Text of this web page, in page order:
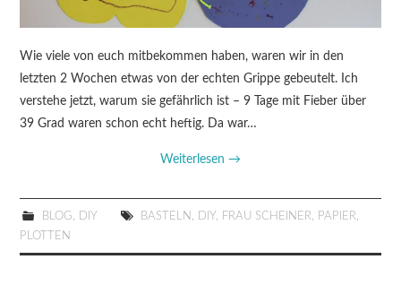
Wie viele von euch mitbekommen haben, waren wir in den
letzten 2 Wochen etwas von der echten Grippe gebeutelt. Ich
verstehe jetzt, warum sie gefährlich ist – 9 Tage mit Fieber über
39 Grad waren schon echt heftig. Da war…
Weiterlesen →
BLOG DIY BASTELN DIY, FRAU SCHEINER PAPIER
PLOTTEN